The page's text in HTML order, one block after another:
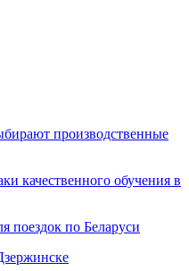
производственные
качественного обучения в
поездок по Беларуси